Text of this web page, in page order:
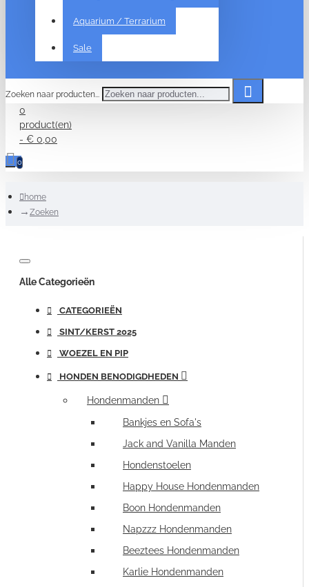
Aquarium / Terrarium
Sale
Zoeken naar producten...
0
product(en)
- € 0,00
0
home
Zoeken
Alle Categorieën
CATEGORIEËN
SINT/KERST 2025
WOEZEL EN PIP
HONDEN BENODIGDHEDEN
Hondenmanden
Bankjes en Sofa's
Jack and Vanilla Manden
Hondenstoelen
Happy House Hondenmanden
Boon Hondenmanden
Napzzz Hondenmanden
Beeztees Hondenmanden
Karlie Hondenmanden